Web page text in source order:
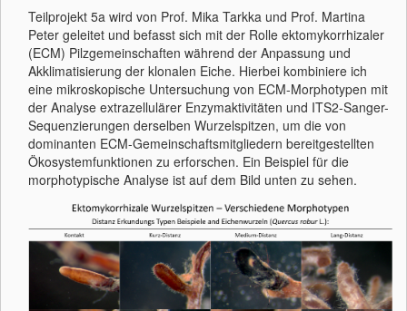
Teilprojekt 5a wird von Prof. Mika Tarkka und Prof. Martina
Peter geleitet und befasst sich mit der Rolle ektomykorrhizaler
(ECM) Pilzgemeinschaften während der Anpassung und
Akklimatisierung der klonalen Eiche. Hierbei kombiniere ich
eine mikroskopische Untersuchung von ECM-Morphotypen mit
der Analyse extrazellulärer Enzymaktivitäten und ITS2-Sanger-
Sequenzierungen derselben Wurzelspitzen, um die von
dominanten ECM-Gemeinschaftsmitgliedern bereitgestellten
Ökosystemfunktionen zu erforschen. Ein Beispiel für die
morphotypische Analyse ist auf dem Bild unten zu sehen.